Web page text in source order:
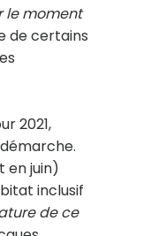
le moment
de certains
2021,
en juin)
inclusif
de ce